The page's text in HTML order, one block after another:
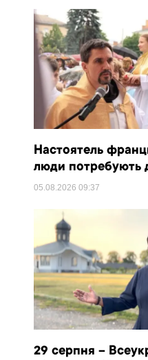
Настоятель
люди потребують
05.08.202609:37
29 серпня –